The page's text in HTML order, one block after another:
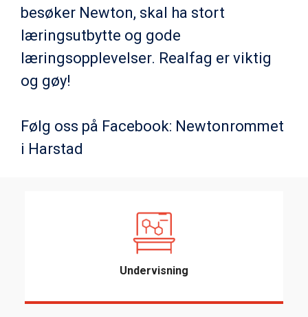
besøker Newton, skal ha stort
læringsutbytte og gode
læringsopplevelser. Realfag er viktig
og gøy!
Følg oss på Facebook: Newtonrommet
i Harstad
Undervisning